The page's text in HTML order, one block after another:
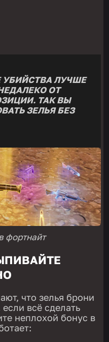
УБИЙСТВА ЛУЧШЕ
ОТ
ТАК ВЫ
ЗЕЛЬЯ БЕЗ
фортнайт
что зелья брони
всё сделать
неплохой бонус в